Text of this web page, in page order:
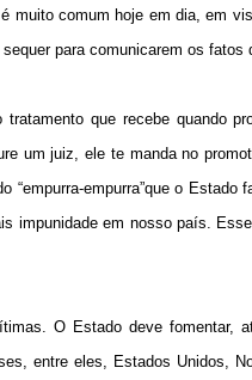
muito comum hoje em dia, em
para comunicarem os fatos
que recebe quando
um juiz, ele te manda no
empurra”que o Estado
impunidade em nosso país.
O Estado deve fomentar,
entre eles, Estados Unidos,